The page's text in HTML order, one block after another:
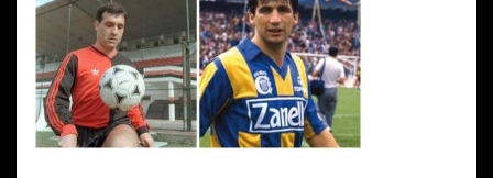
ce
b
o
o
k
tt
er
ail at
s
A
p
p
m
p
ar
tir